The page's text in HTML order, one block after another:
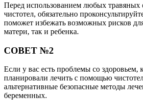
Перед использованием любых травяных
чистотел, обязательно
поможет избежать возможных рисков
матери, так и ребенка.
СОВЕТ №2
Если у вас есть проблемы со здоровьем,
планировали лечить с помощью
альтернативные безопасные методы
беременных.